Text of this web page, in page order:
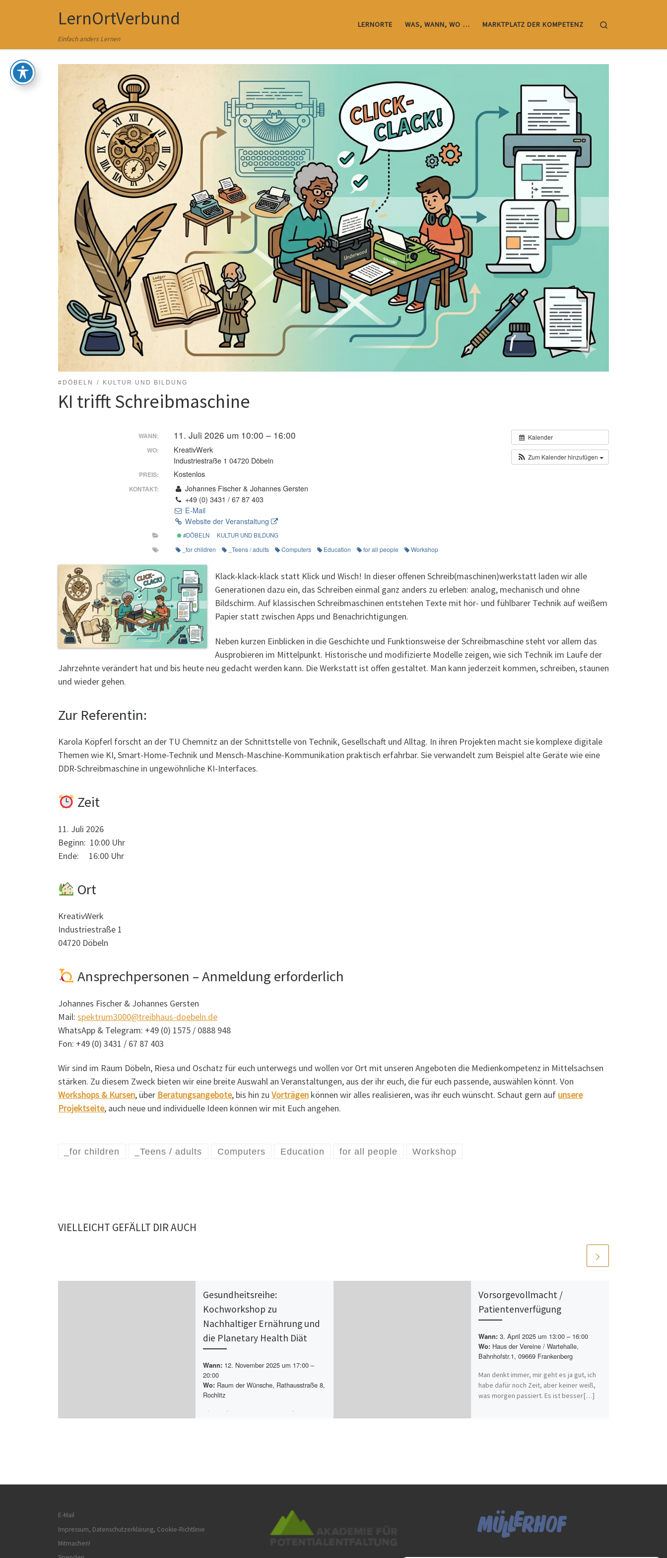
Zum Inhalt springenLernOrtVerbund
Einfach anders Lernen
LERNORTE WAS, WANN, WO … MARKTPLATZ DER KOMPETENZ
#DÖBELN KULTUR UND BILDUNG
KI trifft Schreibmaschine
Kalender
Zum Kalender hinzufügen
WANN: 11. Juli 2026 um 10:00 – 16:00
WO:
KreativWerk
Industriestraße 1 04720 Döbeln
PREIS: Kostenlos
KONTAKT:
Johannes Fischer & Johannes Gersten
+49 (0) 3431 / 67 87 403
E-Mail
Website der Veranstaltung
#DÖBELN KULTUR UND BILDUNG
_for children _Teens / adults Computers Education for all people Workshop
Klack-klack-klack statt Klick und Wisch! In dieser offenen Schreib(maschinen)werkstatt laden wir alle
Generationen dazu ein, das Schreiben einmal ganz anders zu erleben: analog, mechanisch und ohne
Bildschirm. Auf klassischen Schreibmaschinen entstehen Texte mit hör- und fühlbarer Technik auf weißem
Papier statt zwischen Apps und Benachrichtigungen.
Neben kurzen Einblicken in die Geschichte und Funktionsweise der Schreibmaschine steht vor allem das
Ausprobieren im Mittelpunkt. Historische und modifizierte Modelle zeigen, wie sich Technik im Laufe der
Jahrzehnte verändert hat und bis heute neu gedacht werden kann. Die Werkstatt ist offen gestaltet. Man kann jederzeit kommen, schreiben, staunen
und wieder gehen.
Zur Referentin:
Karola Köpferl forscht an der TU Chemnitz an der Schnittstelle von Technik, Gesellschaft und Alltag. In ihren Projekten macht sie komplexe digitale
Themen wie KI, Smart-Home-Technik und Mensch-Maschine-Kommunikation praktisch erfahrbar. Sie verwandelt zum Beispiel alte Geräte wie eine
DDR-Schreibmaschine in ungewöhnliche KI-Interfaces.
Zeit
11. Juli 2026
Beginn: 10:00 Uhr
Ende: 16:00 Uhr
Ort
KreativWerk
Industriestraße 1
04720 Döbeln
Ansprechpersonen – Anmeldung erforderlich
Johannes Fischer & Johannes Gersten
Mail: spektrum3000@treibhaus-doebeln.de
WhatsApp & Telegram: +49 (0) 1575 / 0888 948
Fon: +49 (0) 3431 / 67 87 403
Wir sind im Raum Döbeln, Riesa und Oschatz für euch unterwegs und wollen vor Ort mit unseren Angeboten die Medienkompetenz in Mittelsachsen
stärken. Zu diesem Zweck bieten wir eine breite Auswahl an Veranstaltungen, aus der ihr euch, die für euch passende, auswählen könnt. Von
Workshops & Kursen, über Beratungsangebote, bis hin zu Vorträgen können wir alles realisieren, was ihr euch wünscht. Schaut gern auf unsere
Projektseite, auch neue und individuelle Ideen können wir mit Euch angehen.
_for children _Teens / adults Computers Education for all people Workshop
VIELLEICHT GEFÄLLT DIR AUCH
Gesundheitsreihe:
Kochworkshop zu
Nachhaltiger Ernährung und
die Planetary Health Diät
Wann: 12. November 2025 um 17:00 –
20:00
Wo: Raum der Wünsche, Rathausstraße 8,
Rochlitz
Mittwoch 12.11.25 von 17–20 Uhr
Vorsorgevollmacht /
Patientenverfügung
Wann: 3. April 2025 um 13:00 – 16:00
Wo: Haus der Vereine / Wartehalle,
Bahnhofstr.1, 09669 Frankenberg
Man denkt immer, mir geht es ja gut, ich
habe dafür noch Zeit, aber keiner weiß,
was morgen passiert. Es ist besser[…]
E-Mail
Impressum, Datenschutzerklärung, Cookie-Richtlinie
Mitmachen!